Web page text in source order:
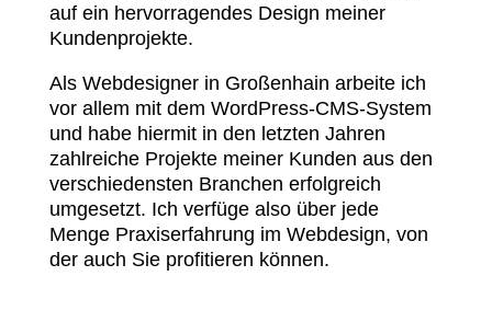
auf ein hervorragendes Design meiner
Kundenprojekte.
Als Webdesigner in Großenhain arbeite ich
vor allem mit dem WordPress-CMS-System
und habe hiermit in den letzten Jahren
zahlreiche Projekte meiner Kunden aus den
verschiedensten Branchen erfolgreich
umgesetzt. Ich verfüge also über jede
Menge Praxiserfahrung im Webdesign, von
der auch Sie profitieren können.